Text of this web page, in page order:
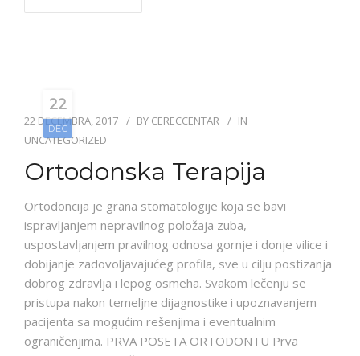
22
DEC
22 DECEMBRA, 2017 BY CERECCENTAR
IN
UNCATEGORIZED
Ortodonska Terapija
Ortodoncija je grana stomatologije koja se bavi
ispravljanjem nepravilnog položaja zuba,
uspostavljanjem pravilnog odnosa gornje i donje vilice i
dobijanje zadovoljavajućeg profila, sve u cilju postizanja
dobrog zdravlja i lepog osmeha. Svakom lečenju se
pristupa nakon temeljne dijagnostike i upoznavanjem
pacijenta sa mogućim rešenjima i eventualnim
ograničenjima. PRVA POSETA ORTODONTU Prva